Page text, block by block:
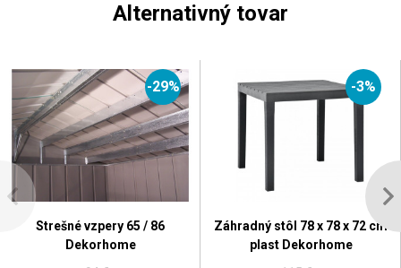
Alternativný tovar
-29%
Strešné vzpery 65 / 86
Dekorhome
-3%
Záhradný stôl 78 x 78 x 72 cm
plast Dekorhome